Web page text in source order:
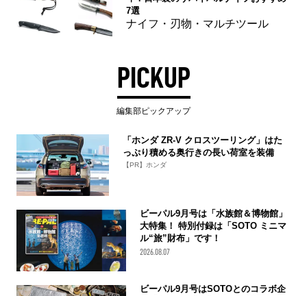
7選
ナイフ・刃物・マルチツール
PICKUP
編集部ピックアップ
「ホンダ ZR-V クロスツーリング」はた
っぷり積める奥行きの長い荷室を装備
【PR】ホンダ
ビーパル9月号は「水族館＆博物館」
大特集！ 特別付録は「SOTO ミニマ
ル“旅”財布」です！
2026.08.07
ビーパル9月号はSOTOとのコラボ企